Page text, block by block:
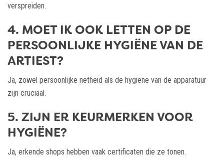
verspreiden.
4. MOET IK OOK LETTEN OP DE
PERSOONLIJKE HYGIËNE VAN DE
ARTIEST?
Ja, zowel persoonlijke netheid als de hygiëne van de apparatuur
zijn cruciaal.
5. ZIJN ER KEURMERKEN VOOR
HYGIËNE?
Ja, erkende shops hebben vaak certificaten die ze tonen.